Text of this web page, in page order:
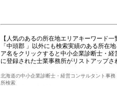
【人気のあるの所在地エリアキーワード一
「中頭郡 」以外にも検索実績のある所在
ア名をクリックすると中小企業診断士・
に登録された士業事務所がリストアップさ
北海道の中小企業診断士・経営コンサルタント事務
所検索